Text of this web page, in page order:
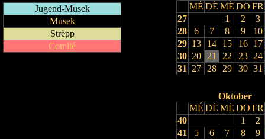
Jugend-Musek
Musek
Strëpp
Comité
MÉ DË MË DO FR
27
1 2
3
28
6 7 8 9
10
29 13 14 15 16
17
30 20 21 22 23
24
31
27 28 29 30 31
Oktober
MÉ DË MË DO FR
40
1
2
41
5 6 7 8
9